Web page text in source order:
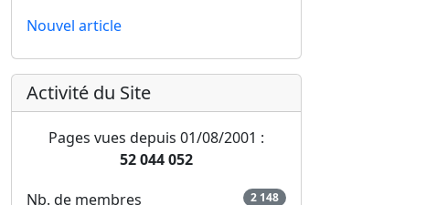
Nouvel article
Activité du Site
Pages vues depuis 01/08/2001 :
52 044 052
Nb. de membres
2 148